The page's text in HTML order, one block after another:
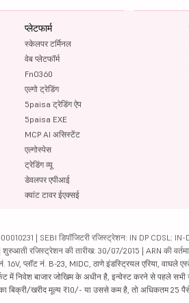
प्लेटफार्म
स्केलपर टर्मिनल
वेब प्लेटफॉर्म
FnO360
एल्गो ट्रेडिंग
5paisa ट्रेडिंग ऐप
5paisa EXE
MCP AI असिस्टेंट
एल्गोस्पेस
ट्रेडिंग व्यू
डेवलपर एपीआई
क्वांट टावर ईएक्सई
| SEBI डिपॉजिटरी रजिस्ट्रेशन: IN DP CDSL: IN-
रजिस्ट्रेशन की तारीख: 30/07/2015 | ARN की
प्लॉट नं. B-23, MIDC, ठाणे इंडस्ट्रियल एरिया, वाघले
में निवेश बाजार जोखिम के अधीन है, इन्वेस्ट करने से पहले
बिक्री/खरीद मूल्य ₹10/- या उससे कम है, तो अधिकतम 25